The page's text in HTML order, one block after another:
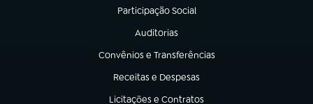
Participação Social
(abre em nova aba)
Auditorias
(abre em nova aba)
Convênios e Transferências
(abre em nova aba)
Receitas e Despesas
(abre em nova aba)
Licitações e Contratos